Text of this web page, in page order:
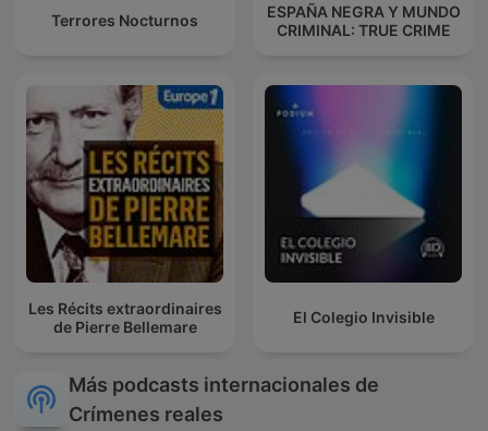
Terrores Nocturnos
ESPAÑA NEGRA Y MUNDO
CRIMINAL: TRUE CRIME
Les Récits extraordinaires
de Pierre Bellemare
El Colegio Invisible
Más podcasts internacionales de
Crímenes reales